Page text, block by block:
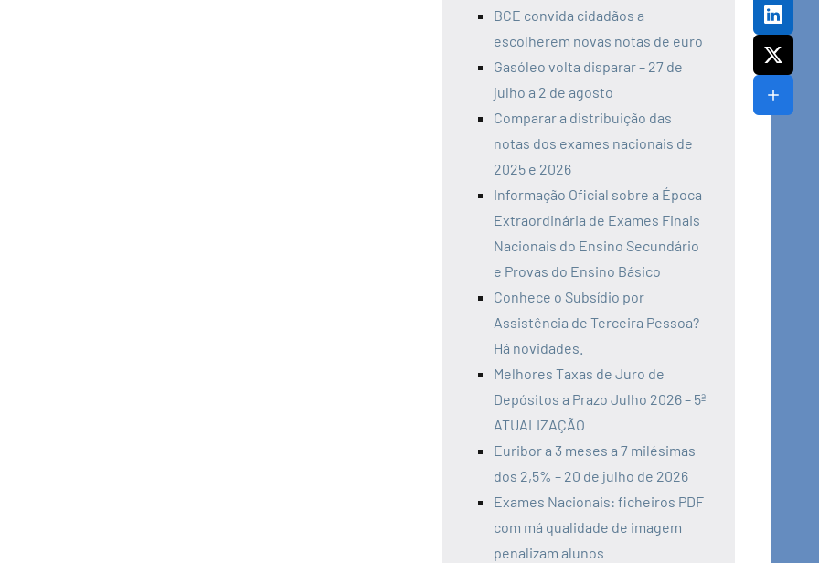
BCE convida cidadãos a
escolherem novas notas de euro
Gasóleo volta disparar – 27 de
julho a 2 de agosto
Comparar a distribuição das
notas dos exames nacionais de
2025 e 2026
Informação Oficial sobre a Época
Extraordinária de Exames Finais
Nacionais do Ensino Secundário
e Provas do Ensino Básico
Conhece o Subsídio por
Assistência de Terceira Pessoa?
Há novidades.
Melhores Taxas de Juro de
Depósitos a Prazo Julho 2026 – 5ª
ATUALIZAÇÃO
Euribor a 3 meses a 7 milésimas
dos 2,5% – 20 de julho de 2026
Exames Nacionais: ficheiros PDF
com má qualidade de imagem
penalizam alunos